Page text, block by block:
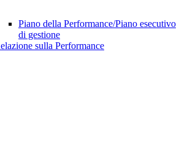
Piano della Performance/Piano esecutivo
di gestione
sulla Performance